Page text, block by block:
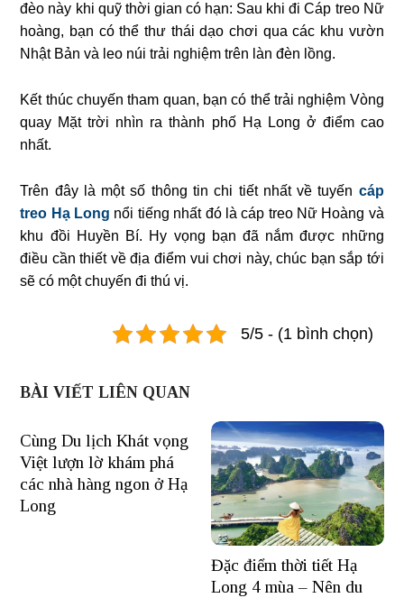
đèo này khi quỹ thời gian có hạn: Sau khi đi Cáp treo Nữ
hoàng, bạn có thể thư thái dạo chơi qua các khu vườn
Nhật Bản và leo núi trải nghiệm trên làn đèn lồng.
Kết thúc chuyến tham quan, bạn có thể trải nghiệm Vòng
quay Mặt trời nhìn ra thành phố Hạ Long ở điểm cao
nhất.
Trên đây là một số thông tin chi tiết nhất về tuyến cáp
treo Hạ Long nổi tiếng nhất đó là cáp treo Nữ Hoàng và
khu đồi Huyền Bí. Hy vọng bạn đã nắm được những
điều cần thiết về địa điểm vui chơi này, chúc bạn sắp tới
sẽ có một chuyến đi thú vị.
5/5 - (1 bình chọn)
BÀI VIẾT LIÊN QUAN
Cùng Du lịch Khát vọng
Việt lượn lờ khám phá
các nhà hàng ngon ở Hạ
Long
Đặc điểm thời tiết Hạ
Long 4 mùa – Nên du